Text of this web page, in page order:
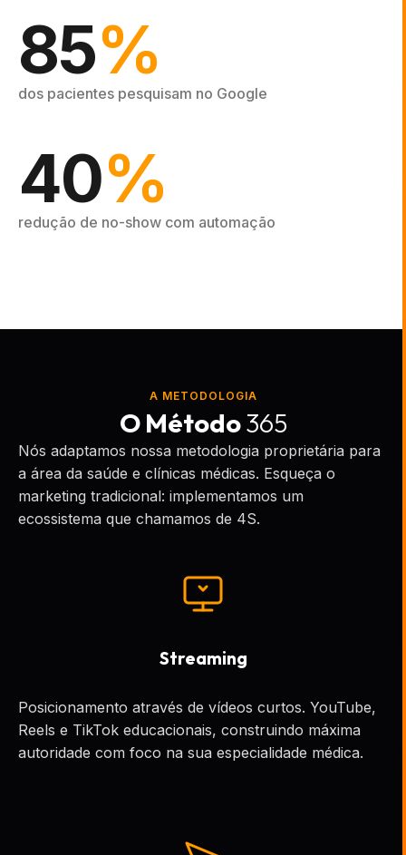
85%
dos pacientes pesquisam no Google
40%
redução de no-show com automação
A METODOLOGIA
O Método365
Nós adaptamos nossa metodologia proprietária para
a área da saúde e clínicas médicas. Esqueça o
marketing tradicional: implementamos um
ecossistema que chamamos de 4S.
Streaming
Posicionamento através de vídeos curtos. YouTube,
Reels e TikTok educacionais, construindo máxima
autoridade com foco na sua especialidade médica.